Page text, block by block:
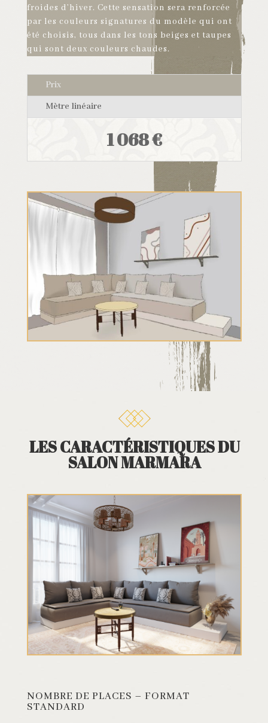
froides d’hiver. Cette sensation sera renforcée
par les couleurs signatures du modèle qui ont
été choisis, tous dans les tons beiges et taupes
qui sont deux couleurs chaudes.
Prix
Mètre linéaire
1 068 €
LES CARACTÉRISTIQUES DU
SALON MARMARA
NOMBRE DE PLACES – FORMAT
STANDARD